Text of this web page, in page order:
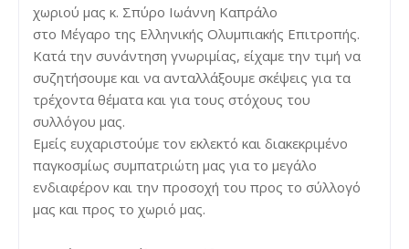
χωριού μας κ. Σπύρο Ιωάννη Καπράλο
στο Μέγαρο της Ελληνικής Ολυμπιακής Επιτροπής.
Κατά την συνάντηση γνωριμίας, είχαμε την τιμή να
συζητήσουμε και να ανταλλάξουμε σκέψεις για τα
τρέχοντα θέματα και για τους στόχους του
συλλόγου μας.
Εμείς ευχαριστούμε τον εκλεκτό και διακεκριμένο
παγκοσμίως συμπατριώτη μας για το μεγάλο
ενδιαφέρον και την προσοχή του προς το σύλλογό
μας και προς το χωριό μας.